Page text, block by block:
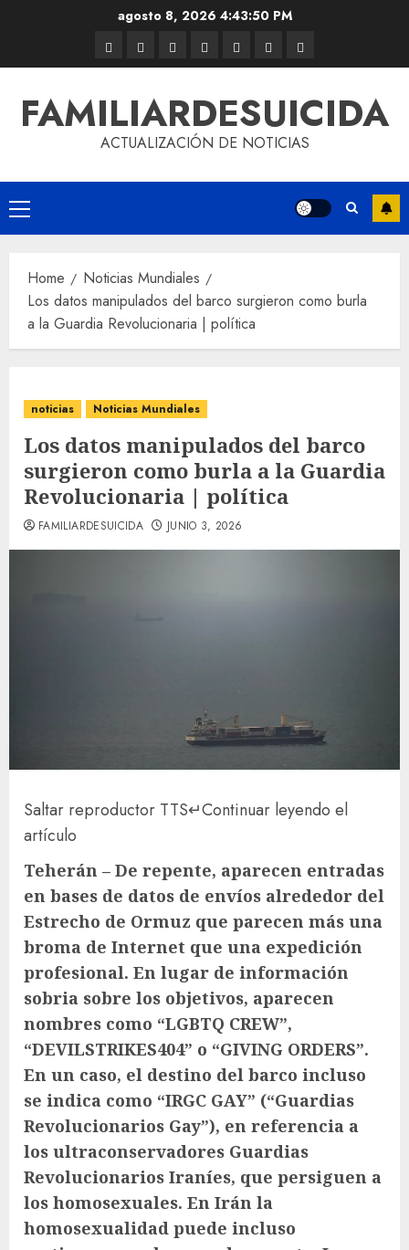
agosto 8, 20264:43:51 PM
FAMILIARDESUICIDA
ACTUALIZACIÓN DE NOTICIAS
Home
Noticias Mundiales
Los datos manipulados del barco surgieron como burla
a la Guardia Revolucionaria | política
noticias Noticias Mundiales
Los datos manipulados del barco
surgieron como burla a la Guardia
Revolucionaria | política
FAMILIARDESUICIDA JUNIO 3, 2026
Saltar reproductor TTS↵Continuar leyendo el
artículo
Teherán – De repente, aparecen entradas
en bases de datos de envíos alrededor del
Estrecho de Ormuz que parecen más una
broma de Internet que una expedición
profesional. En lugar de información
sobria sobre los objetivos, aparecen
nombres como “LGBTQ CREW”,
“DEVILSTRIKES404” o “GIVING ORDERS”.
En un caso, el destino del barco incluso
se indica como “IRGC GAY” (“Guardias
Revolucionarios Gay”), en referencia a
los ultraconservadores Guardias
Revolucionarios Iraníes, que persiguen a
los homosexuales. En Irán la
homosexualidad puede incluso